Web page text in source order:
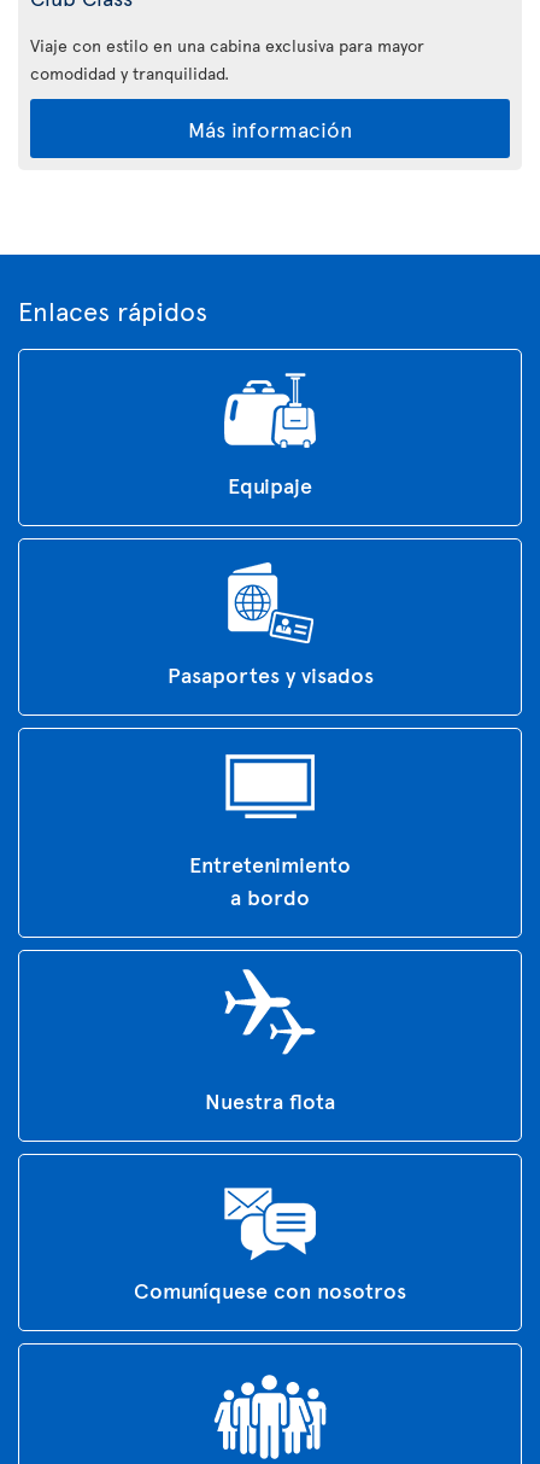
Viaje con estilo en una cabina exclusiva para mayor
comodidad y tranquilidad.
Más información
Enlaces rápidos
Equipaje
Pasaportes y visados
Entretenimiento
a bordo
Nuestra flota
Comuníquese con nosotros